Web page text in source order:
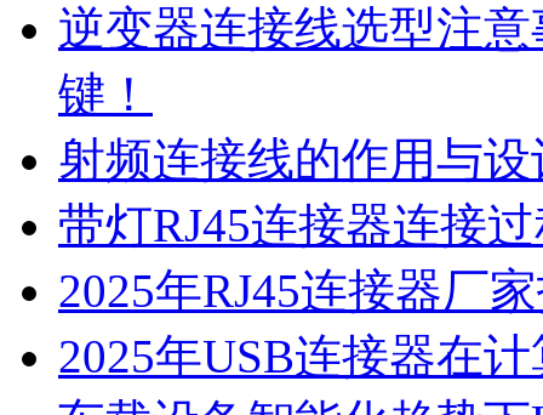
逆变器连接线选型注
键！
射频连接线的作用与
带灯RJ45连接器连接
2025年RJ45连接器厂
2025年USB连接器在